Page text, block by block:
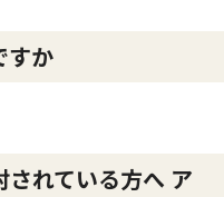
すか
れている方へ ア